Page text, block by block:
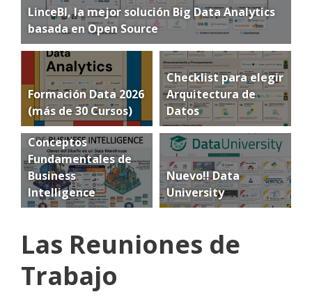
LinceBI, la mejor solución Big Data Analytics
basada en Open Source
Formación Data 2026
(más de 30 Cursos)
Checklist para elegir
Arquitectura de
Datos
Conceptos
Fundamentales de
Business
Intelligence
Nuevo!! Data
University
Las Reuniones de
Trabajo